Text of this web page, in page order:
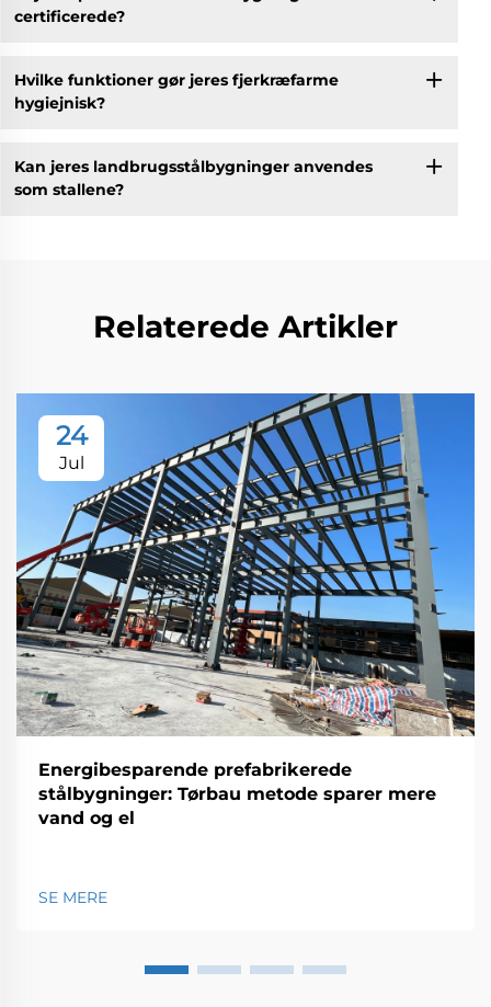
certificerede?
Hvilke funktioner gør jeres fjerkræfarme
hygiejnisk?
Kan jeres landbrugsstålbygninger anvendes
som stallene?
Relaterede Artikler
24
Jul
Energibesparende prefabrikerede
stålbygninger: Tørbau metode sparer mere
vand og el
SE MERE